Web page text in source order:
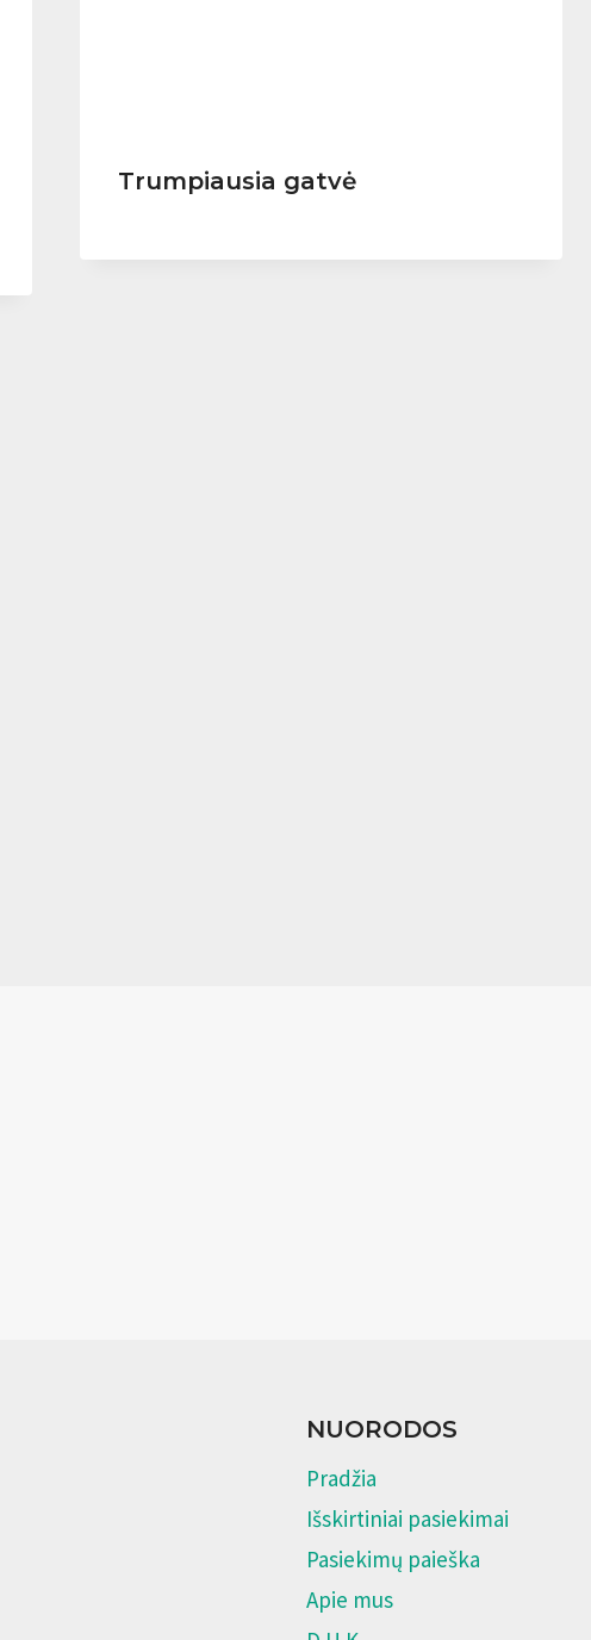
Trumpiausia gatvė
NUORODOS
Pradžia
Išskirtiniai pasiekimai
Pasiekimų paieška
Apie mus